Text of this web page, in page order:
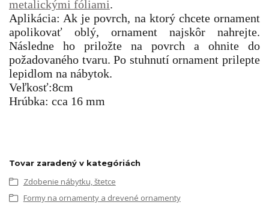
metalickými fóliami.
Aplikácia: Ak je povrch, na ktorý chcete ornament
apolikovať oblý, ornament najskôr nahrejte.
Následne ho priložte na povrch a ohnite do
požadovaného tvaru. Po stuhnutí ornament prilepte
lepidlom na nábytok.
Veľkosť:8cm
Hrúbka: cca 16 mm
Tovar zaradený v kategóriách
Zdobenie nábytku, štetce
Formy na ornamenty a drevené ornamenty